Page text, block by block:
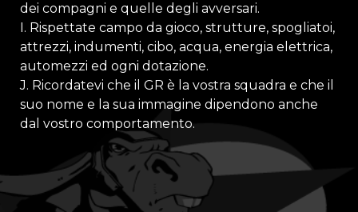
dei compagni e quelle degli avversari.
I. Rispettate campo da gioco, strutture, spogliatoi,
attrezzi, indumenti, cibo, acqua, energia elettrica,
automezzi ed ogni dotazione.
J. Ricordatevi che il GR è la vostra squadra e che il
suo nome e la sua immagine dipendono anche
dal vostro comportamento.